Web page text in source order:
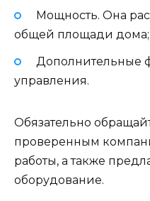
Мощность. Она
общей площади дома;
Дополнительные
управления.
Обязательно
проверенным
работы, а также
оборудование.